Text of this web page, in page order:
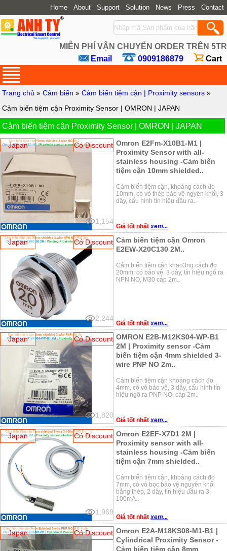
Home About Support Solution News Press Contact
MIỄN PHÍ VẬN CHUYỂN ORDER TRÊN 5TR
Email
0909186879 Cart
Trang chủ »Cảm biến »Cảm biến tiệm cận | Proximity sensors »
Cảm biến tiệm cận Proximity Sensor | OMRON | JAPAN
Cảm biến tiệm cận Proximity Sensor | OMRON | JAPAN
Japan Có Discount
1,154
Omron E2Fm-X10B1-M1 |
Proximity Sensor with all-
stainless housing -Cảm biến
tiệm cận 10mm shielded..
Cảm biến tiệm cận, khoảng cách đo
10mm, có vỏ thép bảo vệ ngyên khối, 3
dây, cấu hình tín hiệu đầu ra..
Giá tốt nhấtxem...
Japan Có Discount
2,244
Cảm biến tiệm cận Omron
E2EW-X20C130 2M..
Cảm biến tiệm cận khao3ng cách đo
20mm, có bảo vệ, 3 dây, tín hiệu ngõ ra
NPN NO, M30 cáp 2m..
Giá tốt nhấtxem...
Japan Có Discount
1,820
OMRON E2B-M12KS04-WP-B1
2M | Proximity sensor -Cảm
biến tiệm cận 4mm shielded 3-
wire PNP NO 2m..
Cảm biến tiệm cận khoảng cách đo
4mm, có vỏ bảo vệ, 3 dây, cấu hình tín
hiệu ngõ ra PNP NO, cáp 2m..
Giá tốt nhấtxem...
Japan Có Discount
1,969
Omron E2EF-X7D1 2M |
Proximity sensor with all-
stainless housing -Cảm biến
tiệm cận 7mm shielded..
Cảm biến tiệm cận, khoảng cách đo
7mm, có vỏ bọc bảo vệ nguyên khối
bằng thép, 2 dây, tín hiệu đầu ra 3-
100mA..
Giá tốt nhấtxem...
Japan Có Discount Omron E2A-M18KS08-M1-B1 |
Cylindrical Proximity Sensor -
Cảm biến tiệm cận 8mm